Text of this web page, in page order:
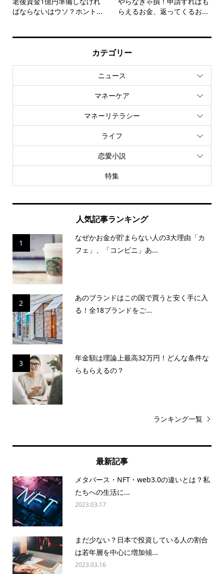
ばならないはウソ？ホント...
らえるお金、返ってくるお...
カテゴリー
ニュース
マネーケア
マネーリテラシー
ライフ
恋愛小説
特集
人気記事ランキング
1
なぜかお金が貯まらない人の3大理由「カ
フェ」、「コンビニ」あ...
2
あのブランドはこの国で買うと安く手に入
る！全18ブランドをご...
3
年金額は理論上最高32万円！どんな条件な
らもらえるの？
ランキング一覧
最新記事
メタバース・NFT・web3.0の違いとは？私
たちへの生活に...
2023.03.17
まだ少ない？日本で投資している人の割合
は若年層を中心に増加傾...
2023.03.16